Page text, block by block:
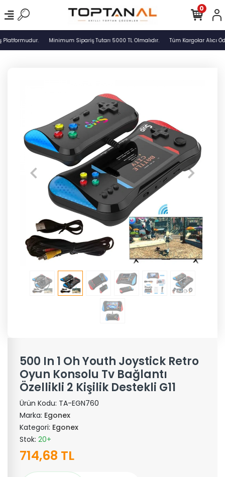
Minimum Sipariş Tutarı 5000 TL Olmalıdır. Tüm Kargolar Alıcı
0
500 In 1 Oh Youth Joystick Retro
Oyun Konsolu Tv Bağlantı
Özellikli 2 Kişilik Destekli G11
Ürün Kodu: TA-EGN760
Marka: Egonex
Kategori: Egonex
Stok: 20+
714,68 TL